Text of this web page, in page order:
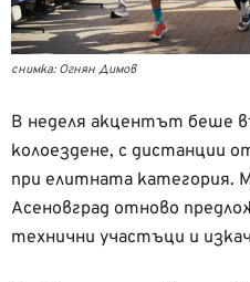
снимка: Огнян Димов
В неделя акцентът беше
колоездене, с дистанции
при елитната категория.
Асеновград отново
технични участъци и